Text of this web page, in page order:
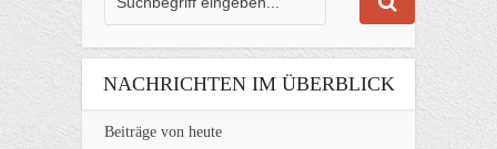
NACHRICHTEN IM ÜBERBLICK
Beiträge von heute